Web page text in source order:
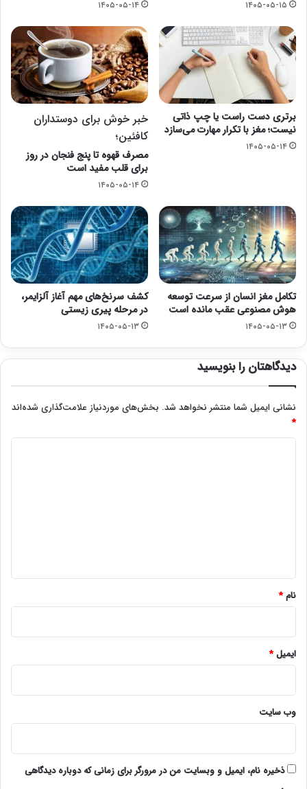
۱۴۰۵-۰۵-۱۵ ۱۴۰۵-۰۵-۱۴
برتری دست راست یا چپ ذاتی
نیست؛ مغز با تکرار مهارت می‌سازد
۱۴۰۵-۰۵-۱۴
خبر خوش برای دوستداران
کافئین؛
مصرف قهوه تا پنج فنجان در روز
برای قلب مفید است
۱۴۰۵-۰۵-۱۴
تکامل مغز انسان از سرعت توسعه
هوش مصنوعی عقب مانده است
۱۴۰۵-۰۵-۱۳
کشف سرنخ‌های مهم آغاز آلزایمر،
در مرحله پیری زیستی
۱۴۰۵-۰۵-۱۳
دیدگاهتان را بنویسید
نشانی ایمیل شما منتشر نخواهد شد. بخش‌های موردنیاز علامت‌گذاری شده‌اند
*
نام*
ایمیل*
وب‌ سایت
ذخیره نام، ایمیل و وبسایت من در مرورگر برای زمانی که دوباره دیدگاهی